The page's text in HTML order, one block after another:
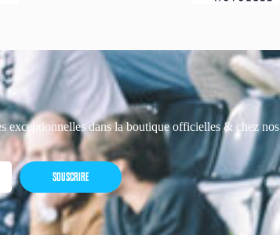
exceptionnelles dans la boutique officielles & chez nos
SOUSCRIRE